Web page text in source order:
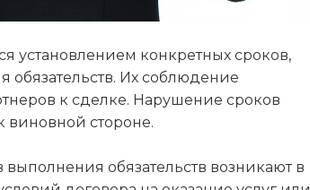
установлением конкретных сроков,
обязательств. Их соблюдение
к сделке. Нарушение сроков
виновной стороне.
обязательств возникают в